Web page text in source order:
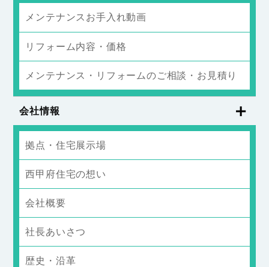
メンテナンスお手入れ動画
リフォーム内容・価格
メンテナンス・リフォームのご相談・お見積り
会社情報
拠点・住宅展示場
西甲府住宅の想い
会社概要
社長あいさつ
歴史・沿革